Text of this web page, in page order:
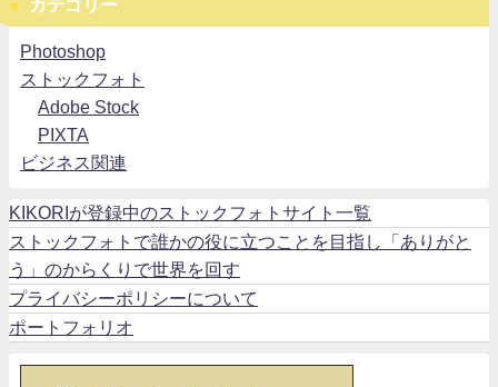
カテゴリー
Photoshop
ストックフォト
Adobe Stock
PIXTA
ビジネス関連
KIKORIが登録中のストックフォトサイト一覧
ストックフォトで誰かの役に立つことを目指し「ありがと
う」のからくりで世界を回す
プライバシーポリシーについて
ポートフォリオ